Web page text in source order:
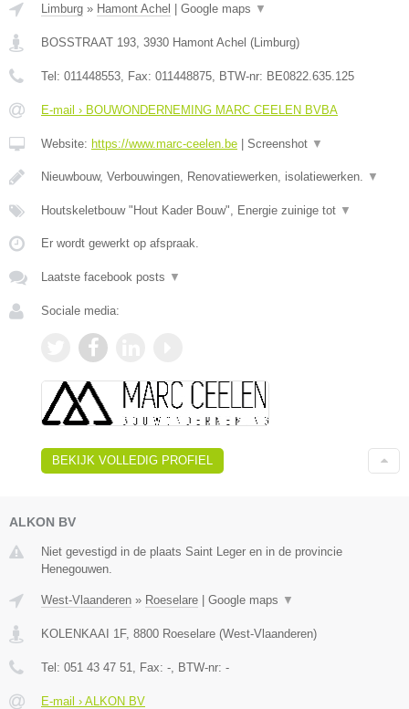
Limburg » Hamont Achel Google maps ▼
BOSSTRAAT 193 3930 Hamont Achel ( Limburg)
Tel: 011448553 , Fax: 011448875 , BTW-nr: BE0822.635.125
E-mail › BOUWONDERNEMING MARC CEELEN BVBA
Website: https://www.marc-ceelen.be Screenshot ▼
Nieuwbouw, Verbouwingen, Renovatiewerken, isolatiewerken. ▼
Houtskeletbouw "Hout Kader Bouw", Energie zuinige tot ▼
Er wordt gewerkt op afspraak.
Laatste facebook posts ▼
Sociale media:
BEKIJK VOLLEDIG PROFIEL
ALKON BV
Niet gevestigd in de plaats Saint Leger en in de provincie
Henegouwen.
West-Vlaanderen » Roeselare | Google maps ▼
KOLENKAAI 1F, 8800 Roeselare (West-Vlaanderen)
Tel: 051 43 47 51 , Fax: - , BTW-nr: -
E-mail › ALKON BV